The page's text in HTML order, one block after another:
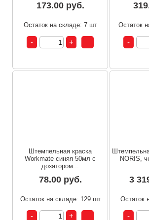
173.00 руб.
Остаток на складе: 7 шт Остаток
Штемпельная краска
Workmate синяя 50мл с
дозатором...
78.00 руб.
Остаток на складе: 129 шт
NORIS,
3
Остаток